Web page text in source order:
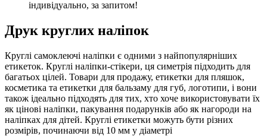
індивідуально, за запитом!
Друк круглих наліпок
Круглі самоклеючі наліпки є одними з найпопулярніших
етикеток. Круглі наліпки-стікери, ця симетрія підходить для
багатьох цілей. Товари для продажу, етикетки для пляшок,
косметика та етикетки для бальзаму для губ, логотипи, і вони
також ідеально підходять для тих, хто хоче використовувати їх
як цінові наліпки, пакування подарунків або як нагороди на
наліпках для дітей. Круглі етикетки можуть бути різних
розмірів, починаючи від 10 мм у діаметрі